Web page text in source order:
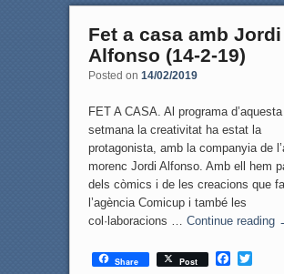
Fet a casa amb Jordi
Alfonso (14-2-19)
Posted on 14/02/2019
FET A CASA. Al programa d’aquesta
setmana la creativitat ha estat la
protagonista, amb la companyia de
morenc Jordi Alfonso. Amb ell hem
dels còmics i de les creacions que
l’agència Comicup i també les
col·laboracions … Continue reading
Share Post
F
T